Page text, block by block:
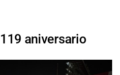
aniversario